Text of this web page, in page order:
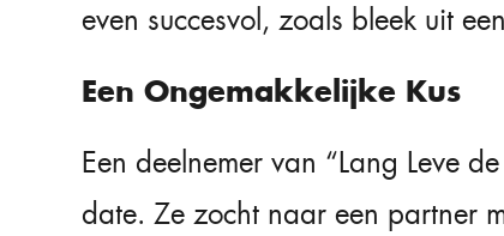
even succesvol, zoals bleek uit
Een Ongemakkelijke Kus
Een deelnemer van “Lang Leve
date. Ze zocht naar een partner